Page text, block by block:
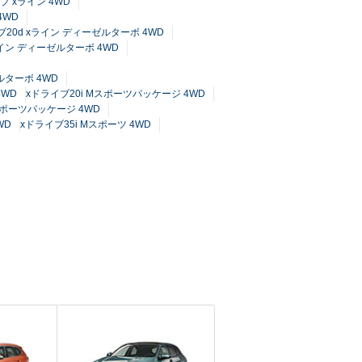
20d xライン ディーゼルターボ 4WD
ン ディーゼルターボ 4WD
ターボ 4WD
xドライブ20i Mスポーツパッケージ 4WD
ーツパッケージ 4WD
xドライブ35i Mスポーツ 4WD